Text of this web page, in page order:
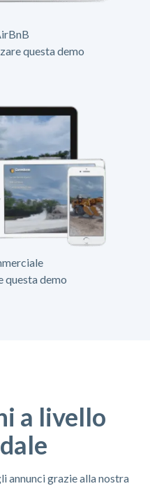
questa demo
questa demo
a livello
annunci grazie alla nostra